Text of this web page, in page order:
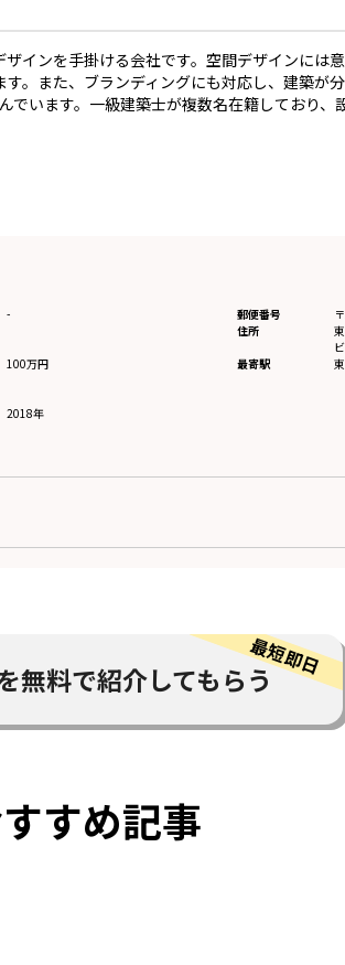
インを手掛ける会社です。空間デザインには
。また、ブランディングにも対応し、建築が
でいます。一級建築士が複数名在籍しており
-
100万円
2018年
郵便番号
住所
最寄駅
無料で紹介してもらう
すめ記事